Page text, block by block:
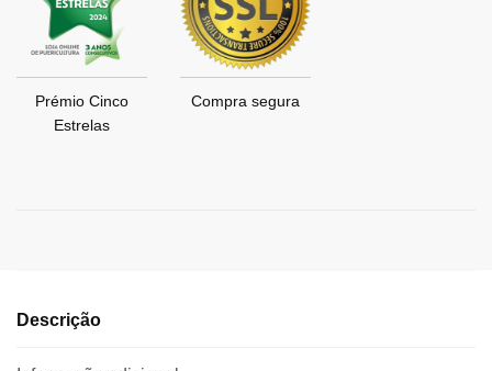
Prémio Cinco
Estrelas
Compra segura
Descrição